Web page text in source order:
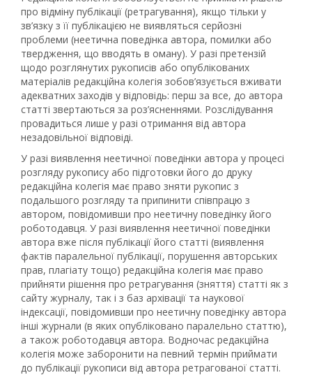
про відміну публікації (ретрагування), якщо тільки у
зв’язку з її публікацією не виявляться серйозні
проблеми (неетична поведінка автора, помилки або
твердження, що вводять в оману). У разі претензій
щодо розглянутих рукописів або опублікованих
матеріалів редакційна колегія зобов’язується вживати
адекватних заходів у відповідь: перш за все, до автора
статті звертаються за роз’ясненнями. Розслідування
провадиться лише у разі отримання від автора
незадовільної відповіді.
У разі виявлення неетичної поведінки автора у процесі
розгляду рукопису або підготовки його до друку
редакційна колегія має право зняти рукопис з
подальшого розгляду та припинити співпрацю з
автором, повідомивши про неетичну поведінку його
роботодавця. У разі виявлення неетичної поведінки
автора вже після публікації його статті (виявлення
фактів паралельної публікації, порушення авторських
прав, плагіату тощо) редакційна колегія має право
прийняти рішення про ретрагування (зняття) статті як з
сайту журналу, так і з баз архівації та наукової
індексації, повідомивши про неетичну поведінку автора
інші журнали (в яких опубліковано паралельно статтю),
а також роботодавця автора. Водночас редакційна
колегія може заборонити на певний термін приймати
до публікації рукописи від автора ретрагованої статті.